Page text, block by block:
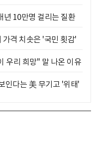
년 10만명 걸리는 질환
격 치솟은 '국민 횟감'
우리 희망" 말 나온 이유
인다는 美 무기고 '위태'